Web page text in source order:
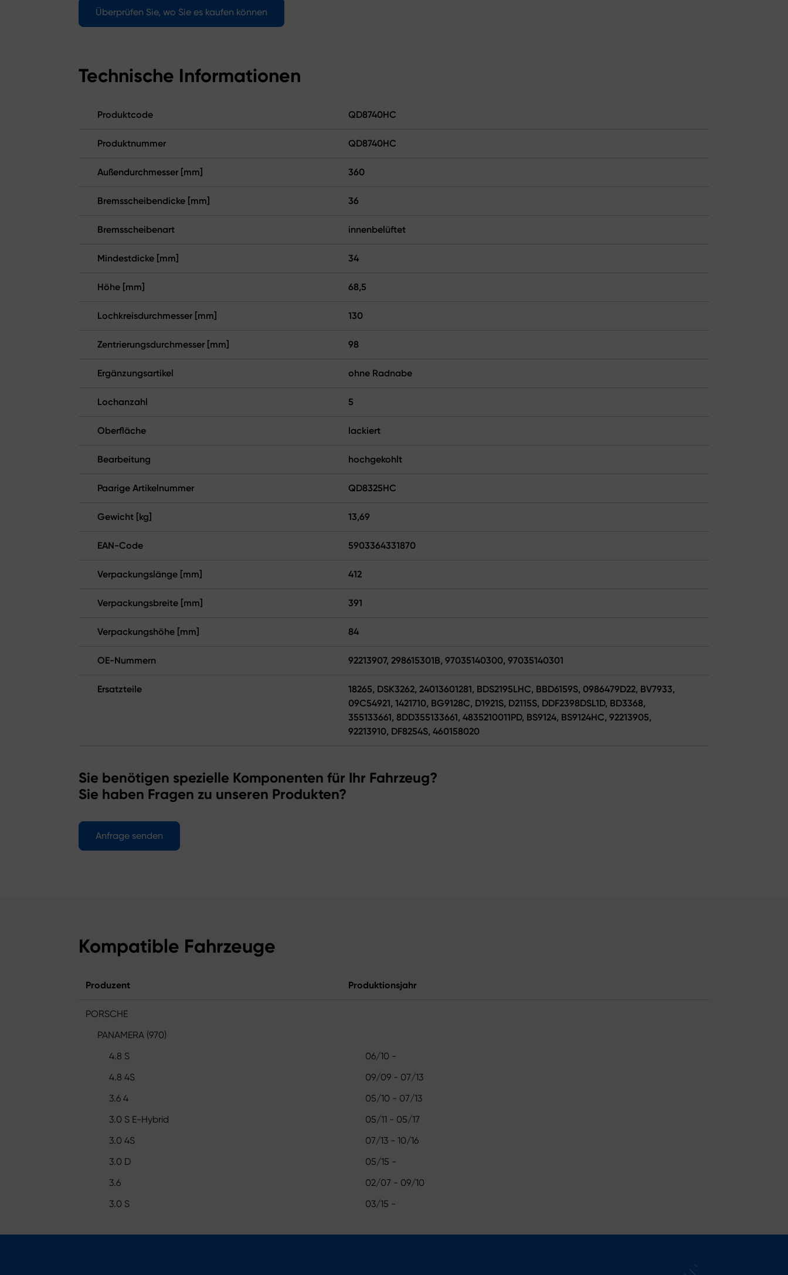
Überprüfen Sie, wo Sie es kaufen können
Technische Informationen
Produktcode QD8740HC
Produktnummer QD8740HC
Außendurchmesser [mm] 360
Bremsscheibendicke [mm] 36
Bremsscheibenart innenbelüftet
Mindestdicke [mm] 34
Höhe [mm] 68,5
Lochkreisdurchmesser [mm] 130
Zentrierungsdurchmesser [mm] 98
Ergänzungsartikel ohne Radnabe
Lochanzahl 5
Oberfläche lackiert
Bearbeitung hochgekohlt
Paarige Artikelnummer QD8325HC
Gewicht [kg] 13,69
EAN-Code 5903364331870
Verpackungslänge [mm] 412
Verpackungsbreite [mm] 391
Verpackungshöhe [mm] 84
OE-Nummern 92213907, 298615301B, 97035140300, 97035140301
Ersatzteile
18265, DSK3262, 24013601281, BDS2195LHC, BBD6159S, 0986479D22, BV7933,
09C54921, 1421710, BG9128C, D1921S, D2115S, DDF2398DSL1D, BD3368,
355133661, 8DD355133661, 4835210011PD, BS9124, BS9124HC, 92213905,
92213910, DF8254S, 460158020
Sie benötigen spezielle Komponenten für Ihr Fahrzeug?
Sie haben Fragen zu unseren Produkten?
Anfrage senden
Kompatible Fahrzeuge
Produzent Produktionsjahr
PORSCHE
PANAMERA (970)
4.8 S
06/10 -
4.8 4S
09/09 - 07/13
3.6 4
05/10 - 07/13
3.0 S E-Hybrid
05/11 - 05/17
3.0 4S
07/13 - 10/16
3.0 D
05/15 -
3.6
02/07 - 09/10
3.0 S
03/15 -